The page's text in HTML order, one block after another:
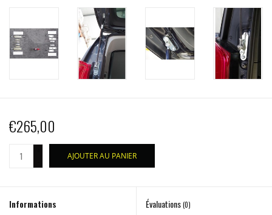
€265,00
AJOUTER AU PANIER
Informations Évaluations(0)